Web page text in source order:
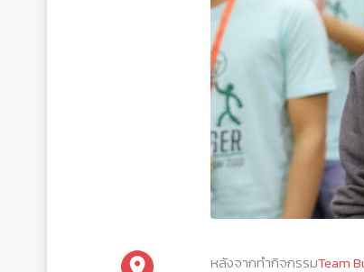
หลังจากทำกิจกรรมTeam